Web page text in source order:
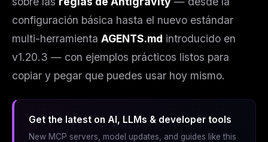
configuración básica hasta el nuevo estándar
multi-herramienta AGENTS.md introducido en
v1.20.3 — con ejemplos prácticos listos para
copiar y pegar que puedes usar hoy mismo.
Get the latest on AI, LLMs & developer tools
New MCP servers, model updates, and guides like this